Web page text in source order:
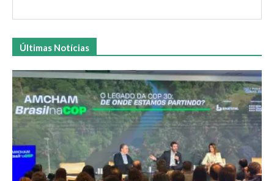
Últimas Notícias